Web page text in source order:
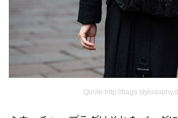
Quote:http://